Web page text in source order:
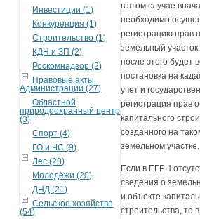
Инвестиции (1)
Конкуренция (1)
Строительство (1)
КДН и ЗП (2)
Роскомнадзор (2)
Правовые акты
Администрации (27)
Областной
природоохранный центр
(3)
Спорт (4)
ГО и ЧС (9)
Лес (20)
Молодёжи (20)
ДНД (21)
Сельское хозяйство
(54)
в этом случае
необходимо
регистрацию прав
земельный
после этого будет
постановка на
учет и
регистрация прав
капитального
созданного на
земельном участке.
Если в ЕГРН
сведения о
и объекте
строительства, то